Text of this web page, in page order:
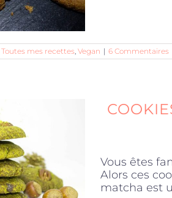
Toutes mes recettes, Vegan | 6 Commentaires
Vous êtes
Alors ces
matcha est